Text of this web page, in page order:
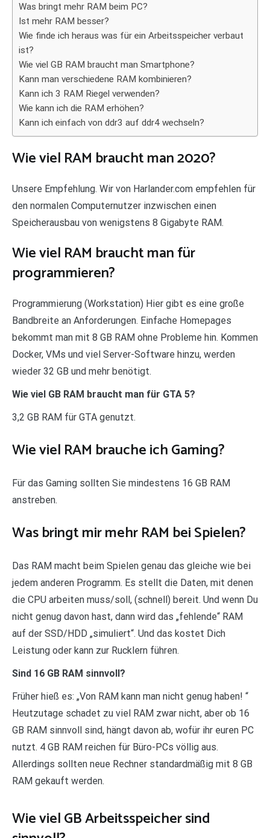
Was bringt mehr RAM beim PC?
Ist mehr RAM besser?
Wie finde ich heraus was für ein Arbeitsspeicher verbaut
ist?
Wie viel GB RAM braucht man Smartphone?
Kann man verschiedene RAM kombinieren?
Kann ich 3 RAM Riegel verwenden?
Wie kann ich die RAM erhöhen?
Kann ich einfach von ddr3 auf ddr4 wechseln?
Wie viel RAM braucht man 2020?
Unsere Empfehlung. Wir von Harlander.com empfehlen für
den normalen Computernutzer inzwischen einen
Speicherausbau von wenigstens 8 Gigabyte RAM.
Wie viel RAM braucht man für
programmieren?
Programmierung (Workstation) Hier gibt es eine große
Bandbreite an Anforderungen. Einfache Homepages
bekommt man mit 8 GB RAM ohne Probleme hin. Kommen
Docker, VMs und viel Server-Software hinzu, werden
wieder 32 GB und mehr benötigt.
Wie viel GB RAM braucht man für GTA 5?
3,2 GB RAM für GTA genutzt.
Wie viel RAM brauche ich Gaming?
Für das Gaming sollten Sie mindestens 16 GB RAM
anstreben.
Was bringt mir mehr RAM bei Spielen?
Das RAM macht beim Spielen genau das gleiche wie bei
jedem anderen Programm. Es stellt die Daten, mit denen
die CPU arbeiten muss/soll, (schnell) bereit. Und wenn Du
nicht genug davon hast, dann wird das „fehlende“ RAM
auf der SSD/HDD „simuliert“. Und das kostet Dich
Leistung oder kann zur Rucklern führen.
Sind 16 GB RAM sinnvoll?
Früher hieß es: „Von RAM kann man nicht genug haben! “
Heutzutage schadet zu viel RAM zwar nicht, aber ob 16
GB RAM sinnvoll sind, hängt davon ab, wofür ihr euren PC
nutzt. 4 GB RAM reichen für Büro-PCs völlig aus.
Allerdings sollten neue Rechner standardmäßig mit 8 GB
RAM gekauft werden.
Wie viel GB Arbeitsspeicher sind